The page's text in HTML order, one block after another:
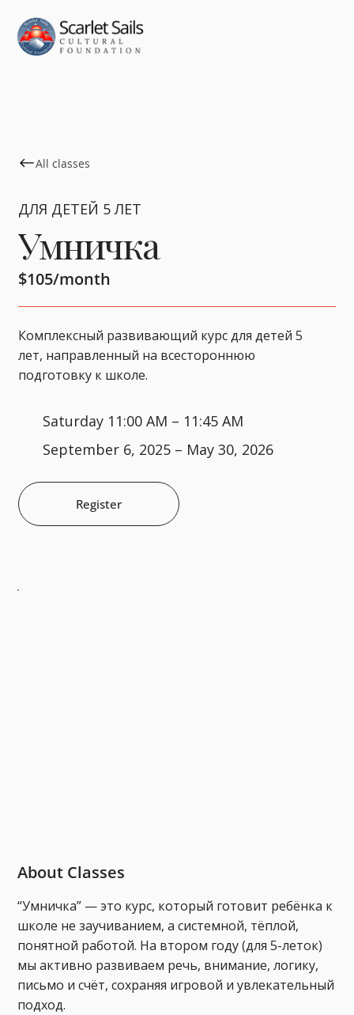
All classes
Умничка
ДЛЯ ДЕТЕЙ 5 ЛЕТ
$105/month
Комплексный развивающий курс для детей 5
лет, направленный на всестороннюю
подготовку к школе.
Saturday 11:00 AM – 11:45 AM
September 6, 2025 – May 30, 2026
Register
About Classes
“Умничка” — это курс, который готовит ребёнка к
школе не заучиванием, а системной, тёплой,
понятной работой. На втором году (для 5-леток)
мы активно развиваем речь, внимание, логику,
письмо и счёт, сохраняя игровой и увлекательный
подход.